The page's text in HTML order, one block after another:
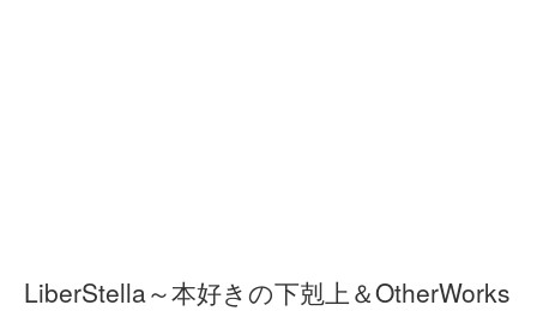
LiberStella～本好きの下剋上＆OtherWorks